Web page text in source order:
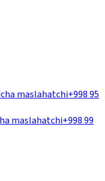
maslahatchi+998 95
maslahatchi+998 99